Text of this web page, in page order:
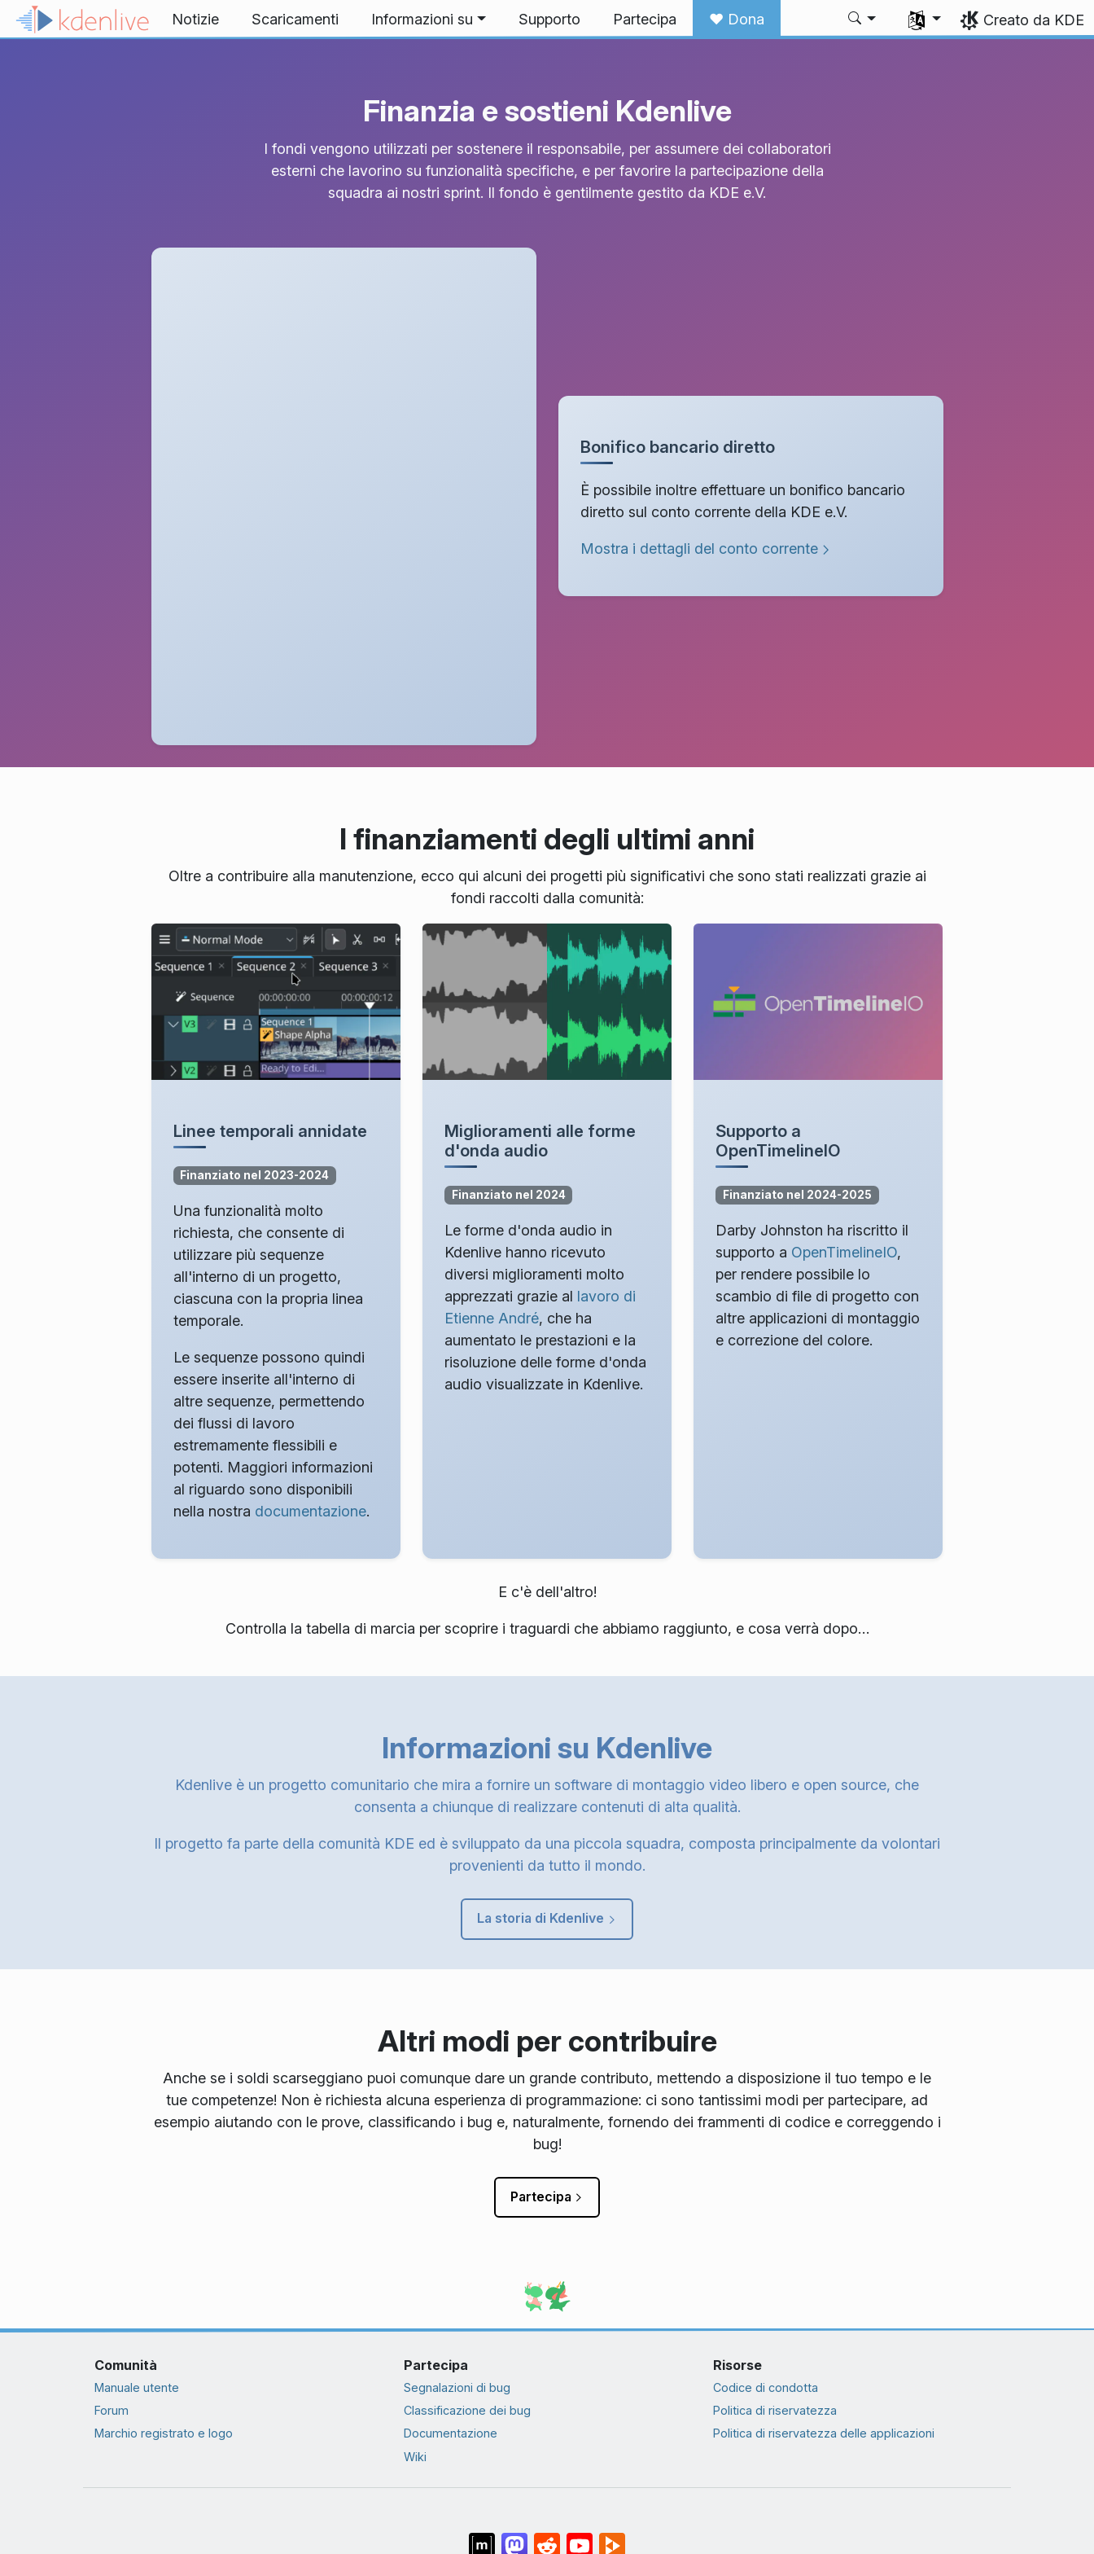
Passa al contenuto
Notizie Scaricamenti Informazioni su Supporto Partecipa ❤️ Dona
Seleziona la lingua
Creato da KDE
Finanzia e sostieni Kdenlive
I fondi vengono utilizzati per sostenere il responsabile, per assumere dei collaboratori
esterni che lavorino su funzionalità specifiche, e per favorire la partecipazione della
squadra ai nostri sprint. Il fondo è gentilmente gestito da KDE e.V.
Bonifico bancario diretto
È possibile inoltre effettuare un bonifico bancario
diretto sul conto corrente della KDE e.V.
Mostra i dettagli del conto corrente
I finanziamenti degli ultimi anni
Oltre a contribuire alla manutenzione, ecco qui alcuni dei progetti più significativi che sono stati realizzati grazie ai
fondi raccolti dalla comunità:
Linee temporali annidate
Finanziato nel 2023-2024
Una funzionalità molto
richiesta, che consente di
utilizzare più sequenze
all'interno di un progetto,
ciascuna con la propria linea
temporale.
Le sequenze possono quindi
essere inserite all'interno di
altre sequenze, permettendo
dei flussi di lavoro
estremamente flessibili e
potenti. Maggiori informazioni
al riguardo sono disponibili
nella nostra documentazione.
Miglioramenti alle forme
d'onda audio
Finanziato nel 2024
Le forme d'onda audio in
Kdenlive hanno ricevuto
diversi miglioramenti molto
apprezzati grazie al lavoro di
Etienne André, che ha
aumentato le prestazioni e la
risoluzione delle forme d'onda
audio visualizzate in Kdenlive.
Supporto a
OpenTimelineIO
Finanziato nel 2024-2025
Darby Johnston ha riscritto il
supporto a OpenTimelineIO,
per rendere possibile lo
scambio di file di progetto con
altre applicazioni di montaggio
e correzione del colore.
E c'è dell'altro!
Controlla la tabella di marcia per scoprire i traguardi che abbiamo raggiunto, e cosa verrà dopo…
Informazioni su Kdenlive
Kdenlive è un progetto comunitario che mira a fornire un software di montaggio video libero e open source, che
consenta a chiunque di realizzare contenuti di alta qualità.
Il progetto fa parte della comunità KDE ed è sviluppato da una piccola squadra, composta principalmente da volontari
provenienti da tutto il mondo.
La storia di Kdenlive
Altri modi per contribuire
Anche se i soldi scarseggiano puoi comunque dare un grande contributo, mettendo a disposizione il tuo tempo e le
tue competenze! Non è richiesta alcuna esperienza di programmazione: ci sono tantissimi modi per partecipare, ad
esempio aiutando con le prove, classificando i bug e, naturalmente, fornendo dei frammenti di codice e correggendo i
bug!
Partecipa
Comunità
Manuale utente
Forum
Marchio registrato e logo
Partecipa
Segnalazioni di bug
Classificazione dei bug
Documentazione
Wiki
Risorse
Codice di condotta
Politica di riservatezza
Politica di riservatezza delle applicazioni